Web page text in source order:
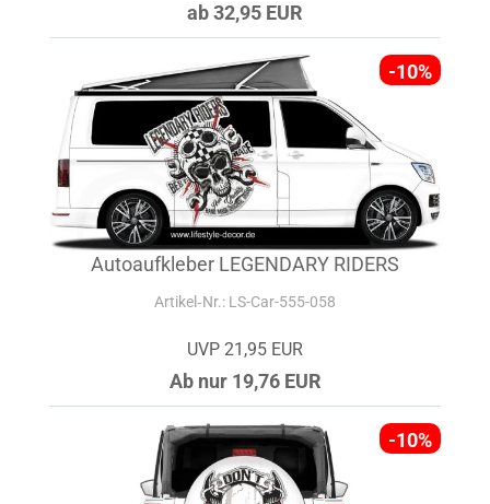
ab 32,95 EUR
-10%
Autoaufkleber LEGENDARY RIDERS
Artikel‑Nr.: LS-Car-555-058
UVP 21,95 EUR
Ab nur 19,76 EUR
-10%